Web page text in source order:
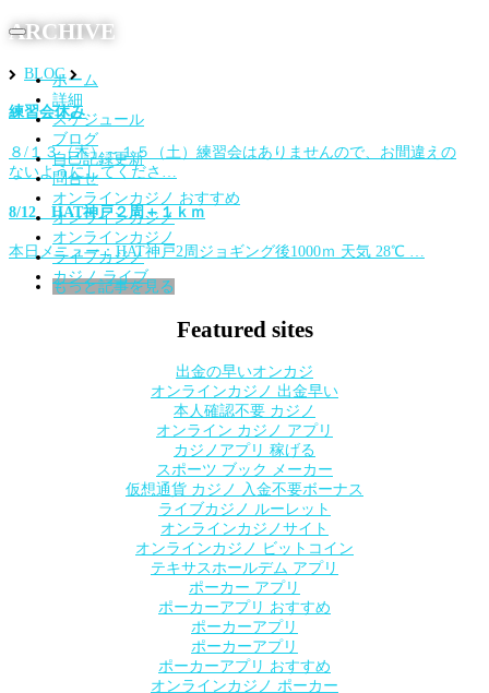
Toggle
ホーム
詳細
スケジュール
ブログ
自己記録更新
問合せ
オンラインカジノ おすすめ
オンラインカジノ
オンラインカジノ
ライブカジノ
カジノ ライブ
ARCHIVE
BLOG
練習会休み
８/１３（木）～１５（土）練習会はありませんので、お間違えの
ないようにしてくださ…
8/12 HAT神戸２周＋１ｋｍ
本日メニュー：HAT神戸2周ジョギング後1000ｍ 天気 28℃ …
もっと記事を見る
Featured sites
出金の早いオンカジ
オンラインカジノ 出金早い
本人確認不要 カジノ
オンライン カジノ アプリ
カジノアプリ 稼げる
スポーツ ブック メーカー
仮想通貨 カジノ 入金不要ボーナス
ライブカジノ ルーレット
オンラインカジノサイト
オンラインカジノ ビットコイン
テキサスホールデム アプリ
ポーカー アプリ
ポーカーアプリ おすすめ
ポーカーアプリ
ポーカーアプリ
ポーカーアプリ おすすめ
オンラインカジノ ポーカー